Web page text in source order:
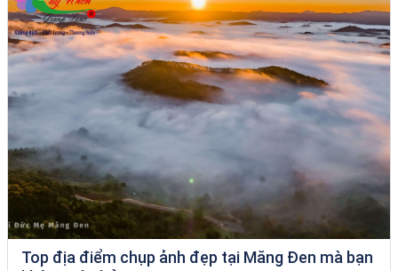
Top địa điểm chụp ảnh đẹp tại Măng Đen mà bạn